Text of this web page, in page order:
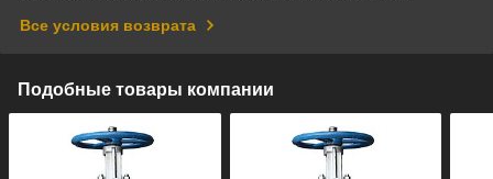
Все условия возврата
Подобные товары компании